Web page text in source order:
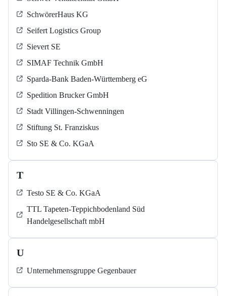
SchwörerHaus KG
Seifert Logistics Group
Sievert SE
SIMAF Technik GmbH
Sparda-Bank Baden-Württemberg eG
Spedition Brucker GmbH
Stadt Villingen-Schwenningen
Stiftung St. Franziskus
Sto SE & Co. KGaA
T
Testo SE & Co. KGaA
TTL Tapeten-Teppichbodenland Süd
Handelgesellschaft mbH
U
Unternehmensgruppe Gegenbauer